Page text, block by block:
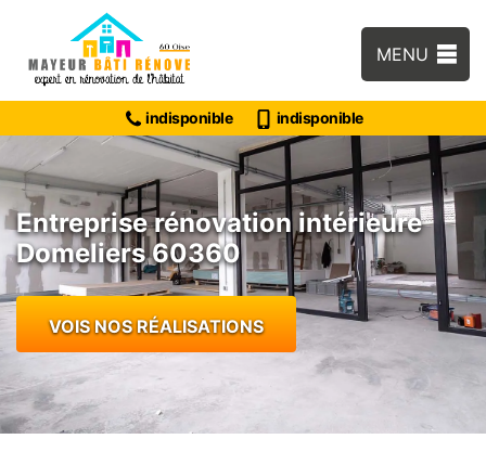
MENU
indisponible indisponible
Entreprise rénovation intérieure
Domeliers 60360
VOIS NOS RÉALISATIONS